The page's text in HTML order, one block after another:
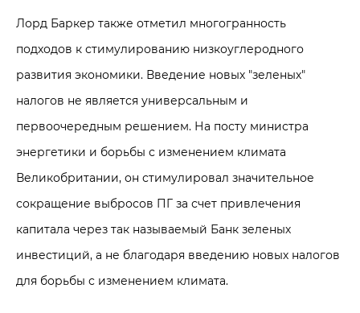
Лорд Баркер также отметил многогранность
подходов к стимулированию низкоуглеродного
развития экономики. Введение новых "зеленых"
налогов не является универсальным и
первоочередным решением. На посту министра
энергетики и борьбы с изменением климата
Великобритании, он стимулировал значительное
сокращение выбросов ПГ за счет привлечения
капитала через так называемый Банк зеленых
инвестиций, а не благодаря введению новых налогов
для борьбы с изменением климата.